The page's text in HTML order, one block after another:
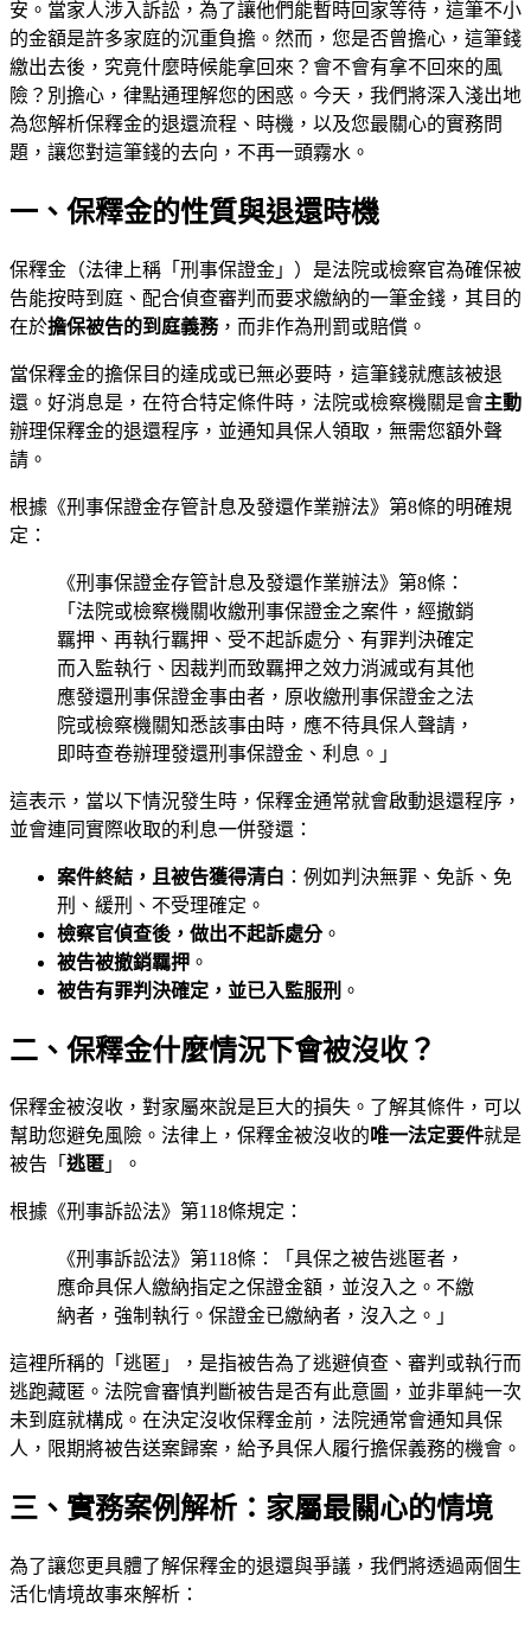
安。當家人涉入訴訟，為了讓他們能暫時回家等待，這筆不小
的金額是許多家庭的沉重負擔。然而，您是否曾擔心，這筆錢
繳出去後，究竟什麼時候能拿回來？會不會有拿不回來的風
險？別擔心，律點通理解您的困惑。今天，我們將深入淺出地
為您解析保釋金的退還流程、時機，以及您最關心的實務問
題，讓您對這筆錢的去向，不再一頭霧水。
一、保釋金的性質與退還時機
保釋金（法律上稱「刑事保證金」）是法院或檢察官為確保被
告能按時到庭、配合偵查審判而要求繳納的一筆金錢，其目的
在於擔保被告的到庭義務，而非作為刑罰或賠償。
當保釋金的擔保目的達成或已無必要時，這筆錢就應該被退
還。好消息是，在符合特定條件時，法院或檢察機關是會主動
辦理保釋金的退還程序，並通知具保人領取，無需您額外聲
請。
根據《刑事保證金存管計息及發還作業辦法》第8條的明確規
定：
《刑事保證金存管計息及發還作業辦法》第8條：
「法院或檢察機關收繳刑事保證金之案件，經撤銷
羈押、再執行羈押、受不起訴處分、有罪判決確定
而入監執行、因裁判而致羈押之效力消滅或有其他
應發還刑事保證金事由者，原收繳刑事保證金之法
院或檢察機關知悉該事由時，應不待具保人聲請，
即時查卷辦理發還刑事保證金、利息。」
這表示，當以下情況發生時，保釋金通常就會啟動退還程序，
並會連同實際收取的利息一併發還：
案件終結，且被告獲得清白 ：例如判決無罪、免訴、免
刑、緩刑、不受理確定。
檢察官偵查後，做出不起訴處分。
被告被撤銷羈押 。
被告有罪判決確定，並已入監服刑 。
二、保釋金什麼情況下會被沒收？
保釋金被沒收，對家屬來說是巨大的損失。了解其條件，可以
幫助您避免風險。法律上，保釋金被沒收的唯一法定要件就是
被告「 逃匿 」。
根據《刑事訴訟法》第118條規定：
《刑事訴訟法》第118條：「具保之被告逃匿者，
應命具保人繳納指定之保證金額，並沒入之。不繳
納者，強制執行。保證金已繳納者，沒入之。」
這裡所稱的「逃匿」，是指被告為了逃避偵查、審判或執行而
逃跑藏匿。法院會審慎判斷被告是否有此意圖，並非單純一次
未到庭就構成。在決定沒收保釋金前，法院通常會通知具保
人，限期將被告送案歸案，給予具保人履行擔保義務的機會。
三、實務案例解析：家屬最關心的情境
為了讓您更具體了解保釋金的退還與爭議，我們將透過兩個生
活化情境故事來解析：